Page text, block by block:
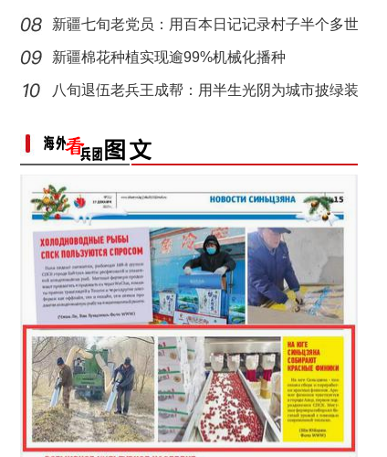
新疆博物馆迎来暑期参观高峰
新疆七旬老党员：用百本日记记录村子半个多世
纪变
新疆棉花种植实现逾99%机械化播种
八旬退伍老兵王成帮：用半生光阴为城市披绿装